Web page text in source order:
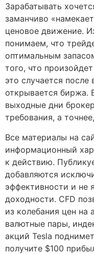
Зарабатывать
заманчиво
ценовое движение.
понимаем, что
оптимальным
того, что
это случается
открывается биржа.
выходные дни
требования, а
Все материалы на
информационный
к действию.
добавляются
эффективности и не
доходности. CFD
из колебания цен на
валютные пары,
акций Tesla
получите $100